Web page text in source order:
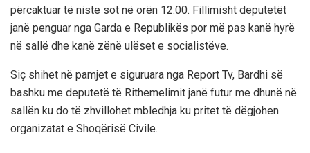
përcaktuar të niste sot në orën 12:00. Fillimisht deputetët
janë penguar nga Garda e Republikës por më pas kanë hyrë
në sallë dhe kanë zënë ulëset e socialistëve.
Siç shihet në pamjet e siguruara nga Report Tv, Bardhi së
bashku me deputetë të Rithemelimit janë futur me dhunë në
sallën ku do të zhvillohet mbledhja ku pritet të dëgjohen
organizatat e Shoqërisë Civile.